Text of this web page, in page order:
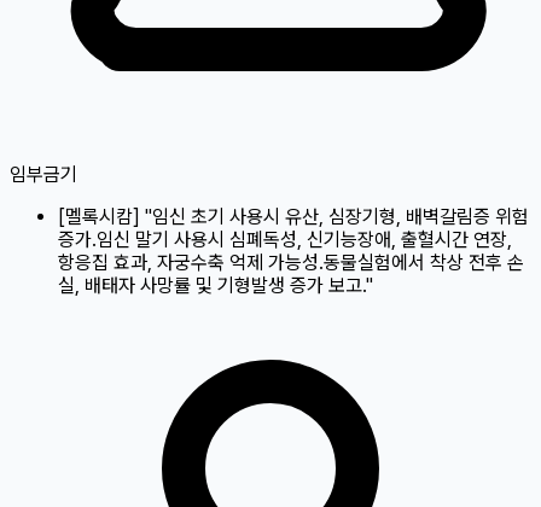
임부금기
[멜록시캄] "임신 초기 사용시 유산, 심장기형, 배벽갈림증 위험
증가.임신 말기 사용시 심폐독성, 신기능장애, 출혈시간 연장,
항응집 효과, 자궁수축 억제 가능성.동물실험에서 착상 전후 손
실, 배태자 사망률 및 기형발생 증가 보고."